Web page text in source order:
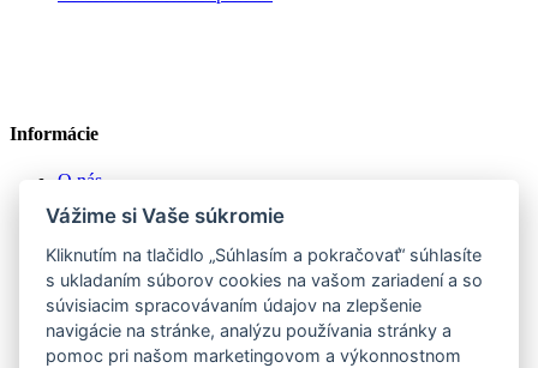
Informácie
O nás
ISO 9001:2015
B2B partnerstvo
Obchodné podmienky
GDPR
Nastavenie cookies
Vážime si Vaše súkromie
Kliknutím na tlačidlo „Súhlasím a pokračovať“ súhlasíte
s ukladaním súborov cookies na vašom zariadení a so
súvisiacim spracovávaním údajov na zlepšenie
navigácie na stránke, analýzu používania stránky a
pomoc pri našom marketingovom a výkonnostnom